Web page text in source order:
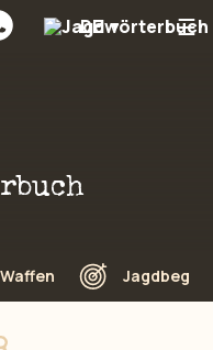
☰
DE
Waffen